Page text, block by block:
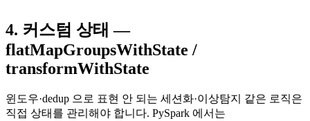
4. 커스텀 상태 —
flatMapGroupsWithState /
transformWithState
윈도우·dedup 으로 표현 안 되는 세션화·이상탐지 같은 로직은
직접 상태를 관리해야 합니다. PySpark 에서는